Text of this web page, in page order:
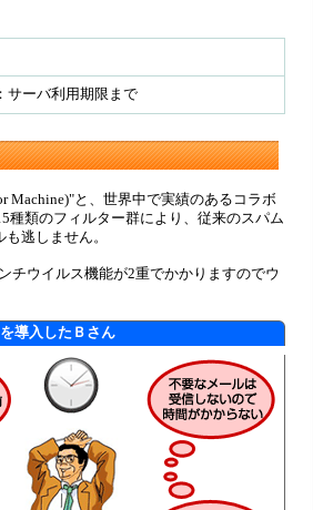
サーバ利用期限まで
Machine)"と、世界中で実績のあるコラボ
種類のフィルター群により、従来のスパム
逃しません。
チウイルス機能が2重でかかりますのでウ
導入したＢさん